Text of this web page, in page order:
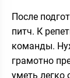
После
питч. К
команды.
грамотно
уметь легко